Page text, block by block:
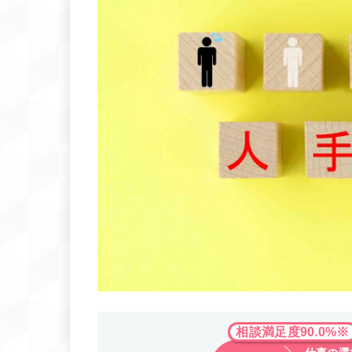
相談満足度